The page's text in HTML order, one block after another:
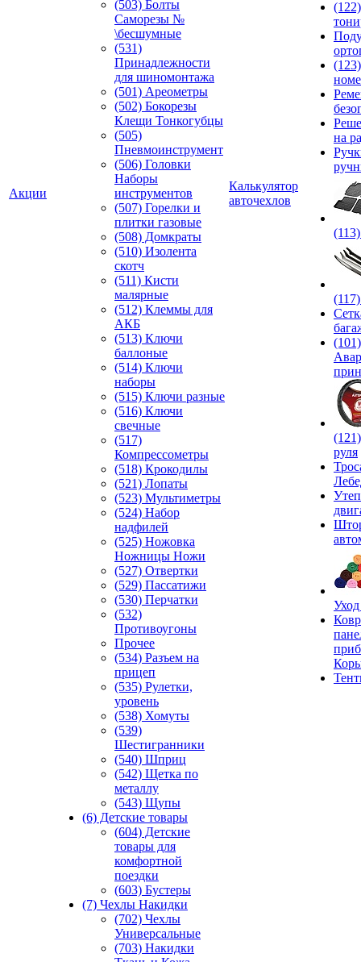
Акции
(503) Болты
Саморезы №
\бесшумные
(531)
Принадлежности
для шиномонтажа
(501) Ареометры
(502) Бокорезы
Клещи Тонкогубцы
(505)
Пневмоинструмент
(506) Головки
Наборы
инструментов
(507) Горелки и
плитки газовые
(508) Домкраты
(510) Изолента
скотч
(511) Кисти
малярные
(512) Клеммы для
АКБ
(513) Ключи
баллоные
(514) Ключи
наборы
(515) Ключи разные
(516) Ключи
свечные
(517)
Компрессометры
(518) Крокодилы
(521) Лопаты
(523) Мультиметры
(524) Набор
надфилей
(525) Ножовка
Ножницы Ножи
(527) Отвертки
(529) Пассатижи
(530) Перчатки
(532)
Противоугоны
Прочее
(534) Разъем на
прицеп
(535) Рулетки,
уровень
(538) Хомуты
(539)
Шестигранники
(540) Шприц
(542) Щетка по
металлу
(543) Щупы
(6) Детские товары
(604) Детские
товары для
комфортной
поездки
(603) Бустеры
(7) Чехлы Накидки
(702) Чехлы
Универсальные
(703) Накидки
Калькулятор
авточехлов
на
(101)
руля
Уход